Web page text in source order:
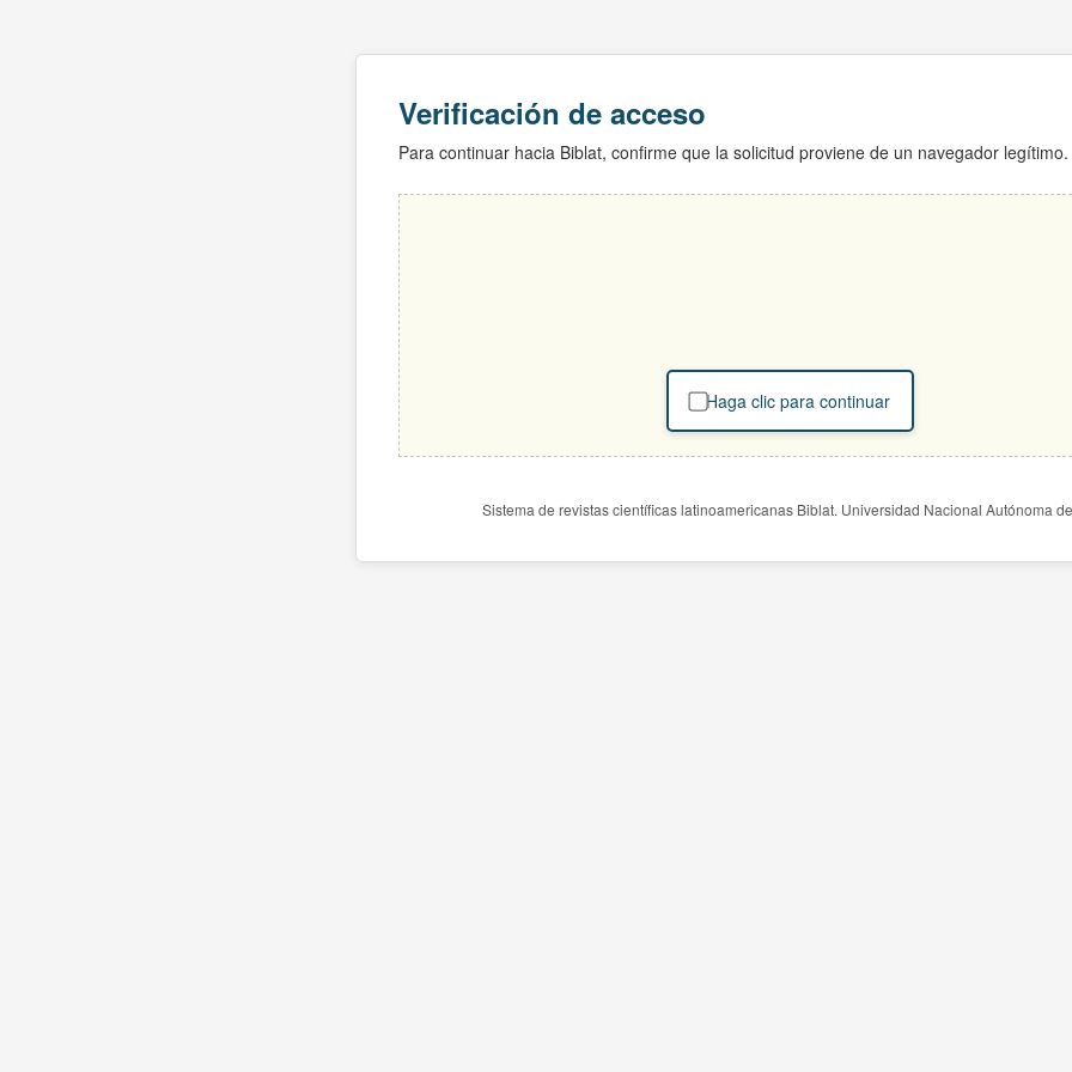
Verificación de acceso
Para continuar hacia Biblat, confirme que la solicitud proviene de un navegador legítimo.
Haga clic para continuar
Sistema de revistas científicas latinoamericanas Biblat. Universidad Nacional Autónoma